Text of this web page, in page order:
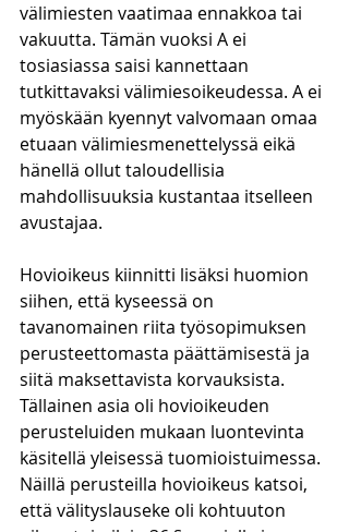
välimiesten vaatimaa ennakkoa tai
vakuutta. Tämän vuoksi A ei
tosiasiassa saisi kannettaan
tutkittavaksi välimiesoikeudessa. A ei
myöskään kyennyt valvomaan omaa
etuaan välimiesmenettelyssä eikä
hänellä ollut taloudellisia
mahdollisuuksia kustantaa itselleen
avustajaa.
Hovioikeus kiinnitti lisäksi huomion
siihen, että kyseessä on
tavanomainen riita työsopimuksen
perusteettomasta päättämisestä ja
siitä maksettavista korvauksista.
Tällainen asia oli hovioikeuden
perusteluiden mukaan luontevinta
käsitellä yleisessä tuomioistuimessa.
Näillä perusteilla hovioikeus katsoi,
että välityslauseke oli kohtuuton